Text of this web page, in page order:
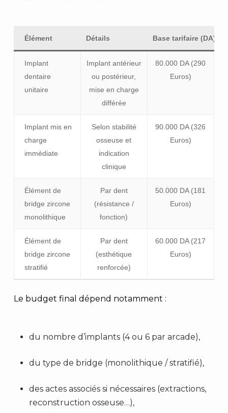
Élément Détails Base tarifaire (DA)
Implant
dentaire
unitaire
Implant antérieur
ou postérieur,
mise en charge
différée
80.000 DA (290
Euros)
Implant mis en
charge
immédiate
Selon stabilité
osseuse et
indication
clinique
90.000 DA (326
Euros)
Élément de
bridge zircone
monolithique
Par dent
(résistance /
fonction)
50.000 DA (181
Euros)
Élément de
bridge zircone
stratifié
Par dent
(esthétique
renforcée)
60.000 DA (217
Euros)
Le budget final dépend notamment :
du nombre d’implants (4 ou 6 par arcade),
du type de bridge (monolithique / stratifié),
des actes associés si nécessaires (extractions,
reconstruction osseuse…),